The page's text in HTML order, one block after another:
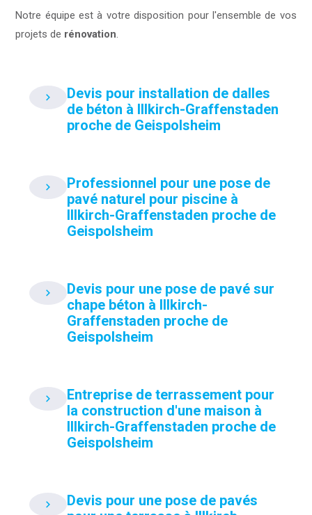
Notre équipe est à votre disposition pour l'ensemble de vos
projets de rénovation.
Devis pour installation de dalles
de béton à Illkirch-Graffenstaden
proche de Geispolsheim
Professionnel pour une pose de
pavé naturel pour piscine à
Illkirch-Graffenstaden proche de
Geispolsheim
Devis pour une pose de pavé sur
chape béton à Illkirch-
Graffenstaden proche de
Geispolsheim
Entreprise de terrassement pour
la construction d'une maison à
Illkirch-Graffenstaden proche de
Geispolsheim
Devis pour une pose de pavés